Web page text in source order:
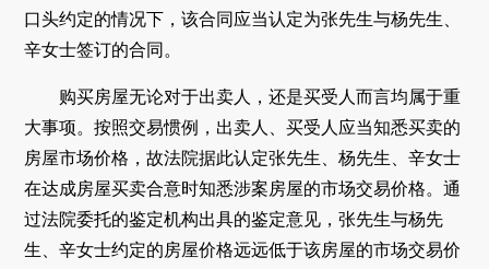
口头约定的情况下，该合同应当认定为张先生与杨先生、
辛女士签订的合同。
购买房屋无论对于出卖人，还是买受人而言均属于重
大事项。按照交易惯例，出卖人、买受人应当知悉买卖的
房屋市场价格，故法院据此认定张先生、杨先生、辛女士
在达成房屋买卖合意时知悉涉案房屋的市场交易价格。通
过法院委托的鉴定机构出具的鉴定意见，张先生与杨先
生、辛女士约定的房屋价格远远低于该房屋的市场交易价